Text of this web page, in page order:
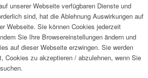
unserer Webseite verfügbaren Dienste und
sind, hat die Ablehnung Auswirkungen auf
Webseite. Sie können Cookies jederzeit
Sie Ihre Browsereinstellungen ändern und
auf dieser Webseite erzwingen. Sie werden
Cookies zu akzeptieren / abzulehnen, wenn Sie